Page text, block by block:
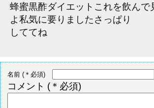
蜂蜜黒酢ダイエットこれを飲ん
よ私気に要りましたさっぱり
しててね
名前 (＊必須)
コメント (＊必須)